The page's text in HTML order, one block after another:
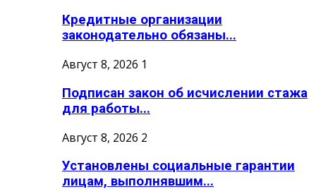
Кредитные организации
законодательно обязаны...
Август 8, 2026 1
Подписан закон об исчислении стажа
для работы...
Август 8, 2026 2
Установлены социальные гарантии
лицам, выполнявшим...